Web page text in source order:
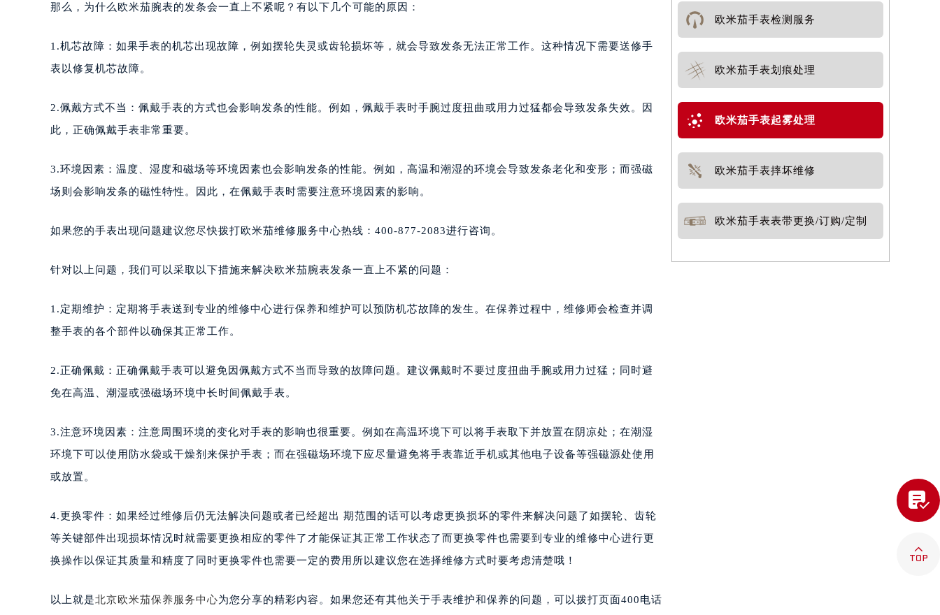
那么，为什么欧米茄腕表的发条会一直上不紧呢？有以下几个可能的原因：
1.机芯故障：如果手表的机芯出现故障，例如摆轮失灵或齿轮损坏等，就会导致发条无法正常工作。这种情况下需要送修手
表以修复机芯故障。
2.佩戴方式不当：佩戴手表的方式也会影响发条的性能。例如，佩戴手表时手腕过度扭曲或用力过猛都会导致发条失效。因
此，正确佩戴手表非常重要。
3.环境因素：温度、湿度和磁场等环境因素也会影响发条的性能。例如，高温和潮湿的环境会导致发条老化和变形；而强磁
场则会影响发条的磁性特性。因此，在佩戴手表时需要注意环境因素的影响。
如果您的手表出现问题建议您尽快拨打欧米茄维修服务中心热线：400-877-2083进行咨询。
针对以上问题，我们可以采取以下措施来解决欧米茄腕表发条一直上不紧的问题：
1.定期维护：定期将手表送到专业的维修中心进行保养和维护可以预防机芯故障的发生。在保养过程中，维修师会检查并调
整手表的各个部件以确保其正常工作。
2.正确佩戴：正确佩戴手表可以避免因佩戴方式不当而导致的故障问题。建议佩戴时不要过度扭曲手腕或用力过猛；同时避
免在高温、潮湿或强磁场环境中长时间佩戴手表。
3.注意环境因素：注意周围环境的变化对手表的影响也很重要。例如在高温环境下可以将手表取下并放置在阴凉处；在潮湿
环境下可以使用防水袋或干燥剂来保护手表；而在强磁场环境下应尽量避免将手表靠近手机或其他电子设备等强磁源处使用
或放置。
4.更换零件：如果经过维修后仍无法解决问题或者已经超出 期范围的话可以考虑更换损坏的零件来解决问题了如摆轮、齿轮
等关键部件出现损坏情况时就需要更换相应的零件了才能保证其正常工作状态了而更换零件也需要到专业的维修中心进行更
换操作以保证其质量和精度了同时更换零件也需要一定的费用所以建议您在选择维修方式时要考虑清楚哦！
以上就是北京欧米茄保养服务中心为您分享的精彩内容。如果您还有其他关于手表维护和保养的问题，可以拨打页面400电话
欧米茄手表检测服务
欧米茄手表划痕处理
欧米茄手表起雾处理
欧米茄手表摔坏维修
欧米茄手表表带更换/订购/定制

